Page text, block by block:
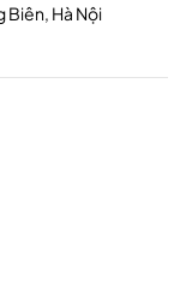
Biên, Hà Nội